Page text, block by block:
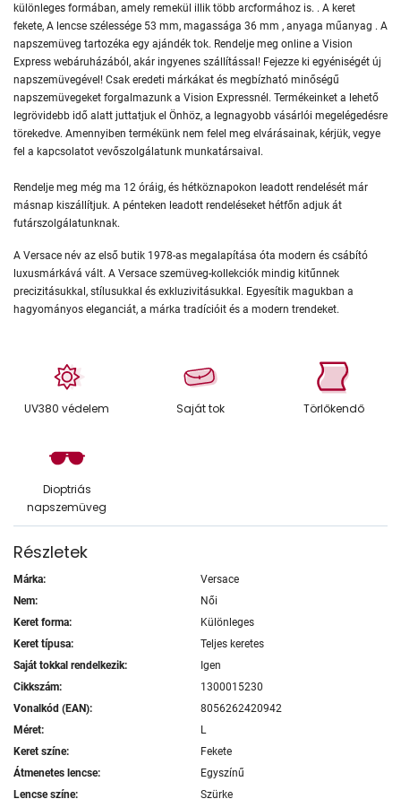
különleges formában, amely remekül illik több arcformához is. . A keret
fekete, A lencse szélessége 53 mm, magassága 36 mm , anyaga műanyag . A
napszemüveg tartozéka egy ajándék tok. Rendelje meg online a Vision
Express webáruházából, akár ingyenes szállítással! Fejezze ki egyéniségét új
napszemüvegével! Csak eredeti márkákat és megbízható minőségű
napszemüvegeket forgalmazunk a Vision Expressnél. Termékeinket a lehető
legrövidebb idő alatt juttatjuk el Önhöz, a legnagyobb vásárlói megelégedésre
törekedve. Amennyiben termékünk nem felel meg elvárásainak, kérjük, vegye
fel a kapcsolatot vevőszolgálatunk munkatársaival.
Rendelje meg még ma 12 óráig, és hétköznapokon leadott rendelését már
másnap kiszállítjuk. A pénteken leadott rendeléseket hétfőn adjuk át
futárszolgálatunknak.
A Versace név az első butik 1978-as megalapítása óta modern és csábító
luxusmárkává vált. A Versace szemüveg-kollekciók mindig kitűnnek
precizitásukkal, stílusukkal és exkluzivitásukkal. Egyesítik magukban a
hagyományos eleganciát, a márka tradícióit és a modern trendeket.
UV380 védelem Saját tok Törlőkendő
Dioptriás
napszemüveg
Részletek
Márka:
Versace
Nem:
Női
Keret forma:
Különleges
Keret típusa:
Teljes keretes
Saját tokkal rendelkezik:
Igen
Cikkszám:
1300015230
Vonalkód (EAN):
8056262420942
Méret:
L
Keret színe:
Fekete
Átmenetes lencse:
Egyszínű
Lencse színe:
Szürke